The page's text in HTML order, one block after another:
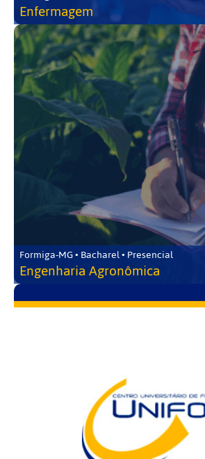
Enfermagem
Formiga-MG • Bacharel • Presencial
Engenharia Agronômica